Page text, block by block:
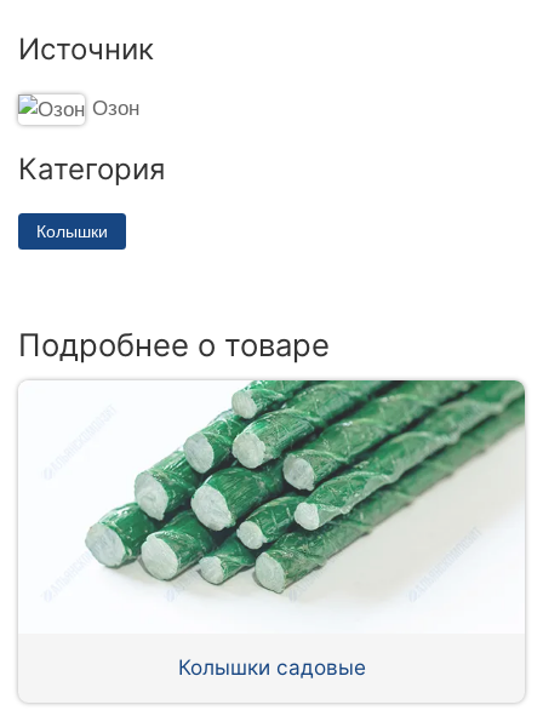
Источник
Озон
Категория
Колышки
Подробнее о товаре
Колышки садовые